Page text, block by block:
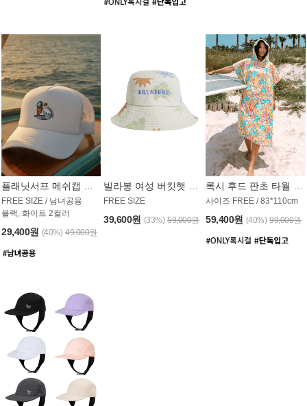
FREE SIZE / 남녀공용
블랙, 화이트 2컬러
29,400원 (40%) 49,000원
FREE SIZE
39,600원 (33%) 59,000원
사이즈 FREE / 83*110cm
59,400원 (40%) 99,000원